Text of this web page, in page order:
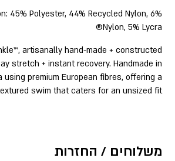
45% Polyester, 44% Recycled Nylon, 6%
Nylon, 5% Lycra®
artisanally hand-made + constructed
stretch + instant recovery. Handmade in
using premium European fibres, offering a
swim that caters for an unsized fit.
משלוחים / החזרות